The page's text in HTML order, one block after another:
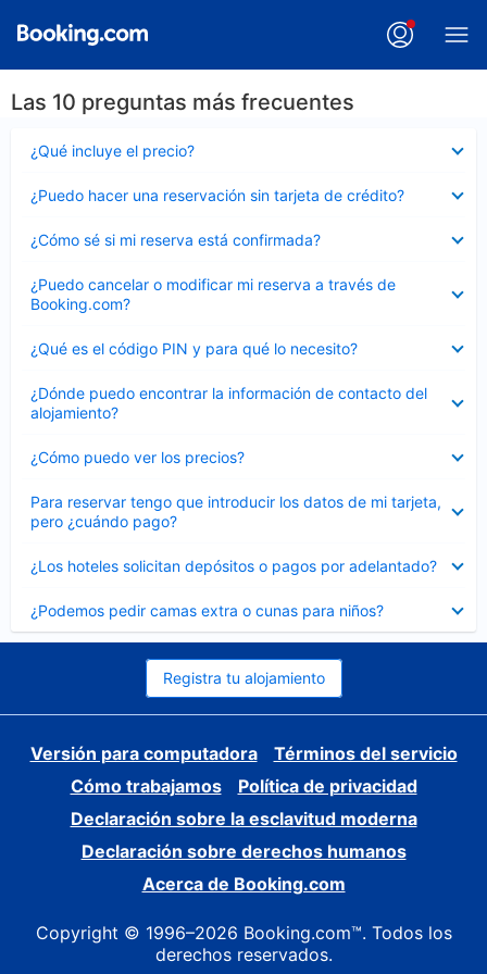
Las 10 preguntas más frecuentes
¿Qué incluye el precio?
cerrado
¿Puedo hacer una reservación sin tarjeta de crédito?
cerrado
¿Cómo sé si mi reserva está confirmada?
cerrado
¿Puedo cancelar o modificar mi reserva a través de
Booking.com?
cerrado
¿Qué es el código PIN y para qué lo necesito?
cerrado
¿Dónde puedo encontrar la información de contacto del
alojamiento?
cerrado
¿Cómo puedo ver los precios?
cerrado
Para reservar tengo que introducir los datos de mi tarjeta,
pero ¿cuándo pago?
cerrado
¿Los hoteles solicitan depósitos o pagos por adelantado?
cerrado
¿Podemos pedir camas extra o cunas para niños?
cerrado
Registra tu alojamiento
Versión para computadora
Términos del servicio
Cómo trabajamos
Política de privacidad
Declaración sobre la esclavitud moderna
Declaración sobre derechos humanos
Acerca de Booking.com
Copyright © 1996–2026 Booking.com™. Todos los
derechos reservados.